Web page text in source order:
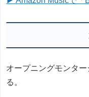
オープニングモンタ
る。